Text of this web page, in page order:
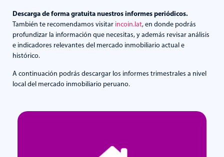
Descarga de forma gratuita nuestros informes periódicos.
También te recomendamos visitar incoin.lat, en donde podrás
profundizar la información que necesitas, y además revisar análisis
e indicadores relevantes del mercado inmobiliario actual e
histórico.
A continuación podrás descargar los informes trimestrales a nivel
local del mercado inmobiliario peruano.